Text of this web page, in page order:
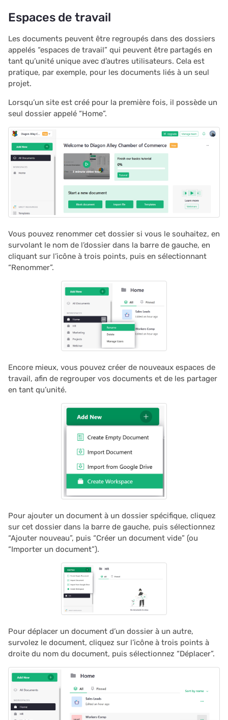
n
d
e
l
a
e
c
h
Chasse au trésor
Carte
Guide des clés de lien
Guide des tables de
utilisateur
Propositions et contrats
Graphique
Calendrier
Personnalisé
Lier des widgets
Dispositions personnalisées
Vues fiche
Tables de synthèse
Document tours
Document tutorials
Configurer des
intégrations
Audit logs
Télémétrie
2025/12
2025/11
2025/10
2025/09
2025/08
2025/07
2025/06
2025/04
2025/03
2025/02
2024/10
2024/09
2024/04
2024/03
2023/11
2023/10
2023/09
2023/08
Espaces de travail
Les documents peuvent être regroupés dans des dossiers
appelés “espaces de travail” qui peuvent être partagés en
tant qu’unité unique avec d’autres utilisateurs. Cela est
pratique, par exemple, pour les documents liés à un seul
projet.
Lorsqu’un site est créé pour la première fois, il possède un
seul dossier appelé “Home”.
Vous pouvez renommer cet dossier si vous le souhaitez, en
survolant le nom de l’dossier dans la barre de gauche, en
cliquant sur l’icône à trois points, puis en sélectionnant
“Renommer”.
Encore mieux, vous pouvez créer de nouveaux espaces de
travail, afin de regrouper vos documents et de les partager
en tant qu’unité.
Pour ajouter un document à un dossier spécifique, cliquez
sur cet dossier dans la barre de gauche, puis sélectionnez
“Ajouter nouveau”, puis “Créer un document vide” (ou
“Importer un document”).
Pour déplacer un document d’un dossier à un autre,
survolez le document, cliquez sur l’icône à trois points à
droite du nom du document, puis sélectionnez “Déplacer”.